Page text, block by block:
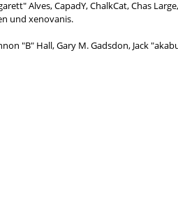
Alves, CapadY, ChalkCat, Chas
und xenovanis.
"B" Hall, Gary M. Gadsdon, Jack